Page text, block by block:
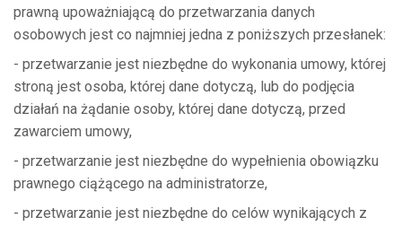
prawną upoważniającą do przetwarzania danych
osobowych jest co najmniej jedna z poniższych przesłanek:
- przetwarzanie jest niezbędne do wykonania umowy, której
stroną jest osoba, której dane dotyczą, lub do podjęcia
działań na żądanie osoby, której dane dotyczą, przed
zawarciem umowy,
- przetwarzanie jest niezbędne do wypełnienia obowiązku
prawnego ciążącego na administratorze,
- przetwarzanie jest niezbędne do celów wynikających z